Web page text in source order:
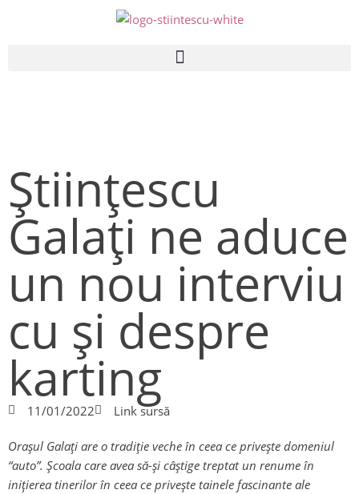
Ştiinţescu
Galaţi ne aduce
un nou interviu
cu şi despre
karting
11/01/2022 Link sursă
Orașul Galați are o tradiție veche în ceea ce privește domeniul
“auto”. Școala care avea să-şi câştige treptat un renume în
iniţierea tinerilor în ceea ce priveşte tainele fascinante ale